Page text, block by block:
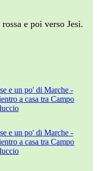
e poi verso Jesi.